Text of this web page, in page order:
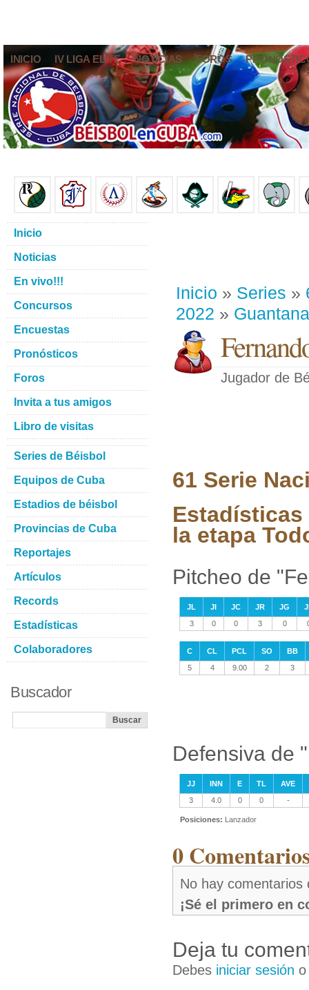
INICIO IV LIGA ELITE NOTICIAS FOROS
Inicio » Series »
2022 »
Jugador de
61 Serie
Estadísticas
la etapa
Pitcheo de
JL JI JC JR JG
3
0 0 3 0
C CL PCL SO
BB
5
4 9.00 2 3
Defensiva de
JJ INN E TL
AVE
3
4.0 0 0 -
Posiciones: Lanzador
0
No hay comentarios
¡Sé el primero en
Deja tu
Debes iniciar sesión
Inicio
Noticias
En vivo!!!
Concursos
Encuestas
Pronósticos
Foros
Invita a tus amigos
Libro de visitas
Series de Béisbol
Equipos de Cuba
Estadios de béisbol
Provincias de Cuba
Reportajes
Artículos
Records
Estadísticas
Colaboradores
Buscador